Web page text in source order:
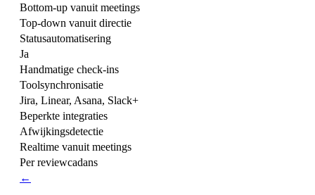
Bottom-up vanuit meetings
Top-down vanuit directie
Statusautomatisering
Ja
Handmatige check-ins
Toolsynchronisatie
Jira, Linear, Asana, Slack+
Beperkte integraties
Afwijkingsdetectie
Realtime vanuit meetings
Per reviewcadans
←